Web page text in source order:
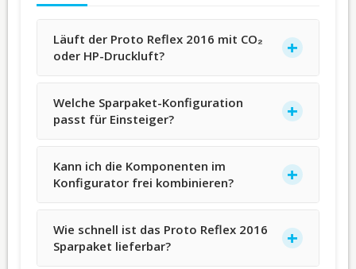
Läuft der Proto Reflex 2016 mit CO₂
oder HP-Druckluft?
Welche Sparpaket-Konfiguration
passt für Einsteiger?
Kann ich die Komponenten im
Konfigurator frei kombinieren?
Wie schnell ist das Proto Reflex 2016
Sparpaket lieferbar?